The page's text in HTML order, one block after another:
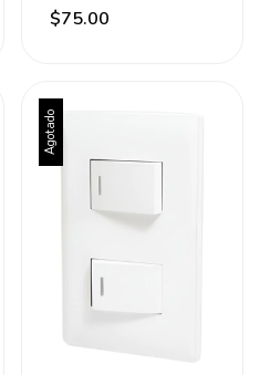
Sanelec 15 A 127v
Blanco
$75.00
Agotado